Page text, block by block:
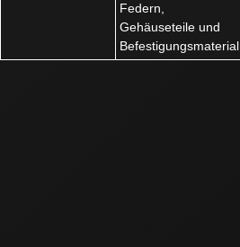
Federn,
Gehäuseteile und
Befestigungsmaterial